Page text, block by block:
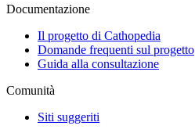
Documentazione
Il progetto di Cathopedia
Domande frequenti sul progetto
Guida alla consultazione
Comunità
Siti suggeriti